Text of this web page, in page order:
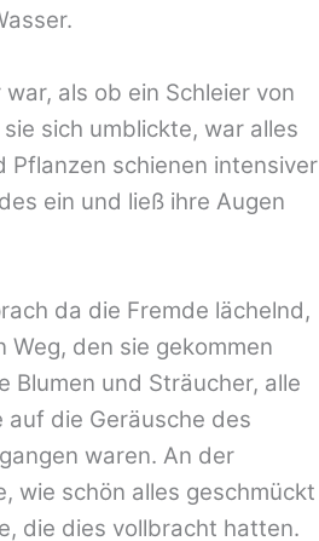
als ob ein Schleier von
sich umblickte, war alles
Pflanzen schienen intensiver
ein und ließ ihre Augen
da die Fremde lächelnd,
den sie gekommen
Blumen und Sträucher, alle
auf die Geräusche des
waren. An der
wie schön alles geschmückt
die dies vollbracht hatten.